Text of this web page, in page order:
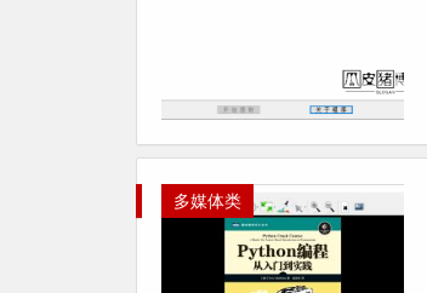
多媒体类